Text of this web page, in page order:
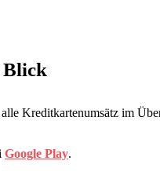
Blick
Kreditkartenumsätz im
Google Play.